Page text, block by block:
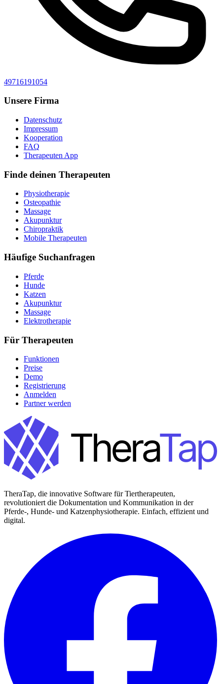
49716191054
Unsere Firma
Datenschutz
Impressum
Kooperation
FAQ
Therapeuten App
Finde deinen Therapeuten
Physiotherapie
Osteopathie
Massage
Akupunktur
Chiropraktik
Mobile Therapeuten
Häufige Suchanfragen
Pferde
Hunde
Katzen
Akupunktur
Massage
Elektrotherapie
Für Therapeuten
Funktionen
Preise
Demo
Registrierung
Anmelden
Partner werden
TheraTap, die innovative Software für Tiertherapeuten,
revolutioniert die Dokumentation und Kommunikation in der
Pferde-, Hunde- und Katzenphysiotherapie. Einfach, effizient und
digital.